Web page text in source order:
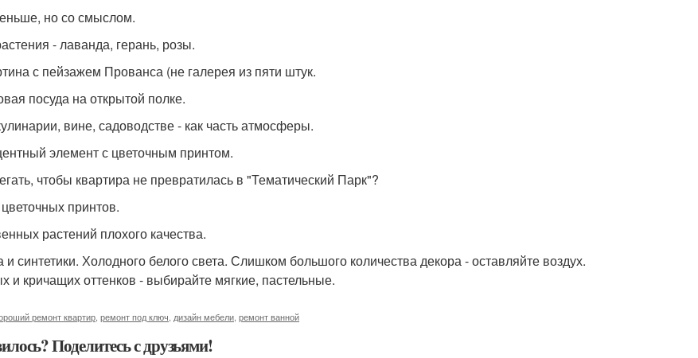
но со смыслом.
- лаванда, герань, розы.
с пейзажем Прованса (не галерея из пяти штук.
посуда на открытой полке.
вине, садоводстве - как часть атмосферы.
элемент с цветочным принтом.
чтобы квартира не превратилась в "Тематический Парк"?
принтов.
растений плохого качества.
и синтетики. Холодного белого света. Слишком большого количества декора - оставляйте воздух.
и кричащих оттенков - выбирайте мягкие, пастельные.
ремонт квартир ремонт под ключ дизайн мебели ремонт ванной
Поделитесь с друзьями!